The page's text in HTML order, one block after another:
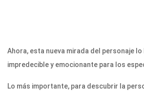
Ahora, esta nueva mirada del personaje lo
impredecible y emocionante para los
Lo más importante, para descubrir la